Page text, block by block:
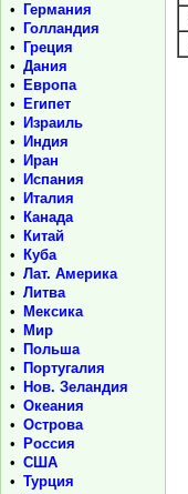
•
Германия
•
Голландия
•
Греция
• Дания
•
Европа
•
Египет
•
Израиль
•
Индия
•
Иран
•
Испания
•
Италия
•
Канада
•
Китай
•
Куба
• Лат. Америка
• Литва
•
Мексика
•
Мир
•
Польша
•
Португалия
•
Нов. Зеландия
• Океания
• Острова
•
Россия
• США
• Турция